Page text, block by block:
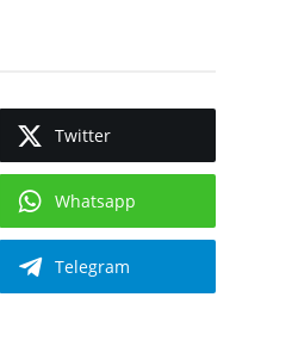
Twitter
Whatsapp
Telegram